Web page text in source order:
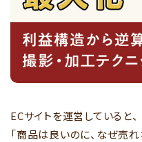
ECサイトを運営していると、
「商品は良いのに、なぜ売れ